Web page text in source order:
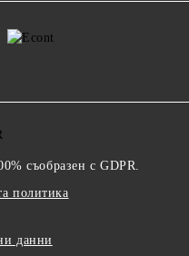
съобразен с GDPR.
политика
данни